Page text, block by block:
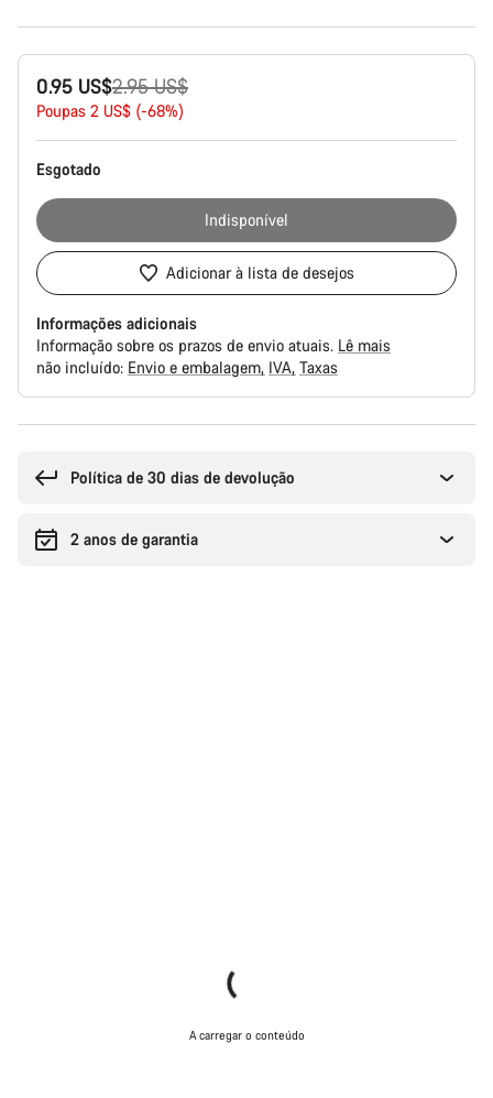
Configuração
produto
0.95 US$
Preço
Original
2.95 US$
Poupas 2 US$ (-68%)
Esgotado
Indisponível
Adicionar à lista de desejos
Informações adicionais
Informação sobre os prazos de envio atuais. Lê mais
não incluído: Envio e embalagem IVA Taxas
compra
Política de 30 dias de devolução
2 anos de garantia
A carregar o conteúdo